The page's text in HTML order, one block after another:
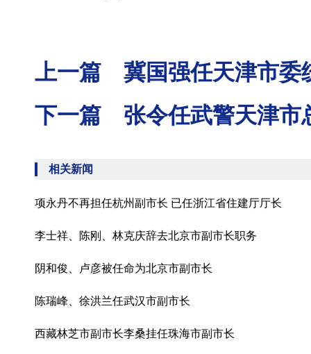
上一篇 冀国强任天津市委
下一篇 张令任武警天津市
相关新闻
项永丹不再担任杭州副市长 已任浙江省住建厅厅长
李士祥、陈刚、林克庆辞去北京市副市长职务
阴和俊、卢彦被任命为北京市副市长
陈瑞峰、徐洪兰任武汉市副市长
西藏林芝市副市长李桑挂任珠海市副市长